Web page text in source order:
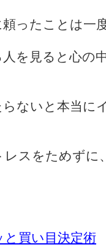
ったことは一
を見ると心の
ないと本当に
スをためずに
買い目決定術